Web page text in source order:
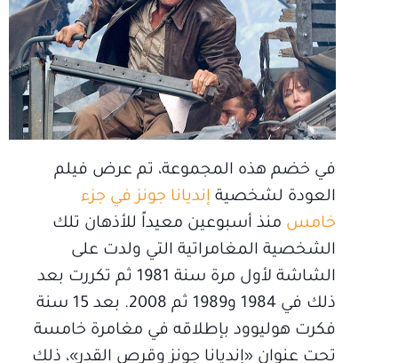
في خضم هذه المجموعة، تم عرض فيلم
العودة لشخصية إنديانا جونز في جزء
خامس منذ أسبوعين معيداً للأذهان تلك
الشخصية المغامراتية التي ولدت على
الشاشة لأول مرة سنة 1981 ثم تكررت بعد
ذلك في 1984 و1989 ثم 2008. بعد 15 سنة
فكرت هوليوود بإطلاقه في مغامرة خامسة
تحت عنوان «إنديانا جونز وقرص القدر»، ذلك